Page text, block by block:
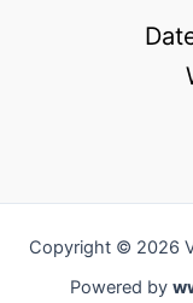
Copyright © 2026
Powered by